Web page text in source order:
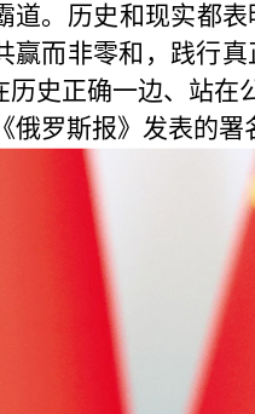
道。历史和现实都
赢而非零和，践行
历史正确一边、站在
俄罗斯报》发表的